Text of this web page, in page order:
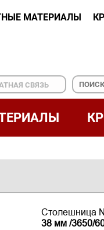
МАТЕРИАЛЫ
СВЯЗЬ
Столешница
38 мм /3650/